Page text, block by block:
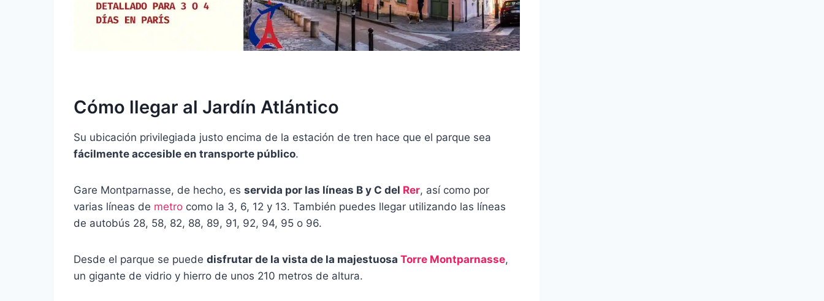
Cómo llegar al Jardín Atlántico
Su ubicación privilegiada justo encima de la estación de tren hace que el parque sea
fácilmente accesible en transporte público.
Gare Montparnasse, de hecho, es servida por las líneas B y C del Rer, así como por
varias líneas de metro como la 3, 6, 12 y 13. También puedes llegar utilizando las líneas
de autobús 28, 58, 82, 88, 89, 91, 92, 94, 95 o 96.
Desde el parque se puede disfrutar de la vista de la majestuosa Torre Montparnasse,
un gigante de vidrio y hierro de unos 210 metros de altura.